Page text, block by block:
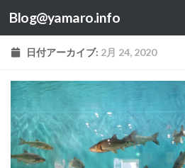
コンテンツへスキップ
Blog@yamaro.info
日付アーカイブ: 2月 24, 2020